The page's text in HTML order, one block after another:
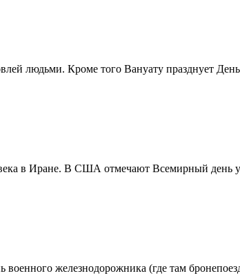
людьми. Кроме того Вануату празднует День
в Иране. В США отмечают Всемирный день
железнодорожника (где там